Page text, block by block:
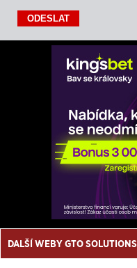
DALŠÍ WEBY GTO SOLUTIONS